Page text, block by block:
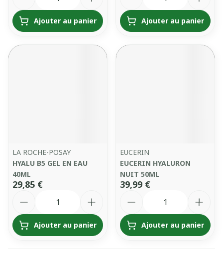
Ajouter au panier Ajouter au panier
LA ROCHE-POSAY
HYALU B5 GEL EN EAU
40ML
29,85 €
Ajouter au panier
EUCERIN
EUCERIN HYALURON
NUIT 50ML
39,99 €
Ajouter au panier